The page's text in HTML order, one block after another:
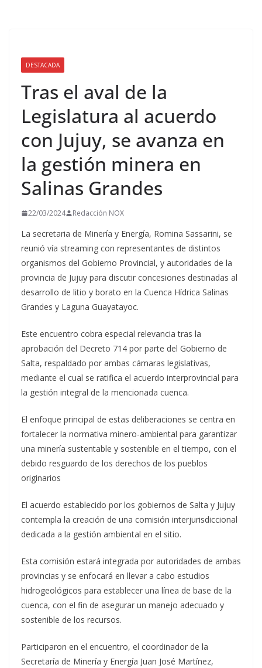
DESTACADA
Tras el aval de la
Legislatura al acuerdo
con Jujuy, se avanza en
la gestión minera en
Salinas Grandes
22/03/2024 Redacción NOX
La secretaria de Minería y Energía, Romina Sassarini, se
reunió vía streaming con representantes de distintos
organismos del Gobierno Provincial, y autoridades de la
provincia de Jujuy para discutir concesiones destinadas al
desarrollo de litio y borato en la Cuenca Hídrica Salinas
Grandes y Laguna Guayatayoc.
Este encuentro cobra especial relevancia tras la
aprobación del Decreto 714 por parte del Gobierno de
Salta, respaldado por ambas cámaras legislativas,
mediante el cual se ratifica el acuerdo interprovincial para
la gestión integral de la mencionada cuenca.
El enfoque principal de estas deliberaciones se centra en
fortalecer la normativa minero-ambiental para garantizar
una minería sustentable y sostenible en el tiempo, con el
debido resguardo de los derechos de los pueblos
originarios
El acuerdo establecido por los gobiernos de Salta y Jujuy
contempla la creación de una comisión interjurisdiccional
dedicada a la gestión ambiental en el sitio.
Esta comisión estará integrada por autoridades de ambas
provincias y se enfocará en llevar a cabo estudios
hidrogeológicos para establecer una línea de base de la
cuenca, con el fin de asegurar un manejo adecuado y
sostenible de los recursos.
Participaron en el encuentro, el coordinador de la
Secretaría de Minería y Energía Juan José Martínez,